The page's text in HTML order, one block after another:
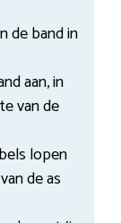
de band in
aan, in
van de
lopen
de as